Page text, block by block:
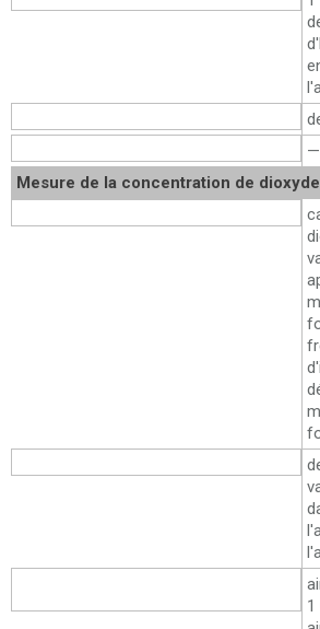
—
Mesure de la concentration de
1